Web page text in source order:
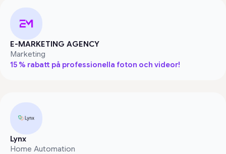
E-MARKETING AGENCY
Marketing
15 % rabatt på professionella foton och videor!
Lynx
Home Automation